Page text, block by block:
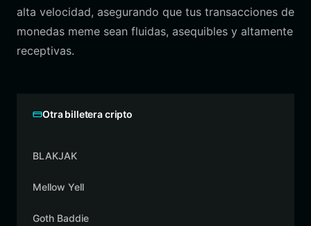
alta velocidad, asegurando que tus transacciones de
monedas meme sean fluidas, asequibles y altamente
receptivas.
Otra billetera cripto
BLAKJAK
Mellow Yell
Goth Baddie